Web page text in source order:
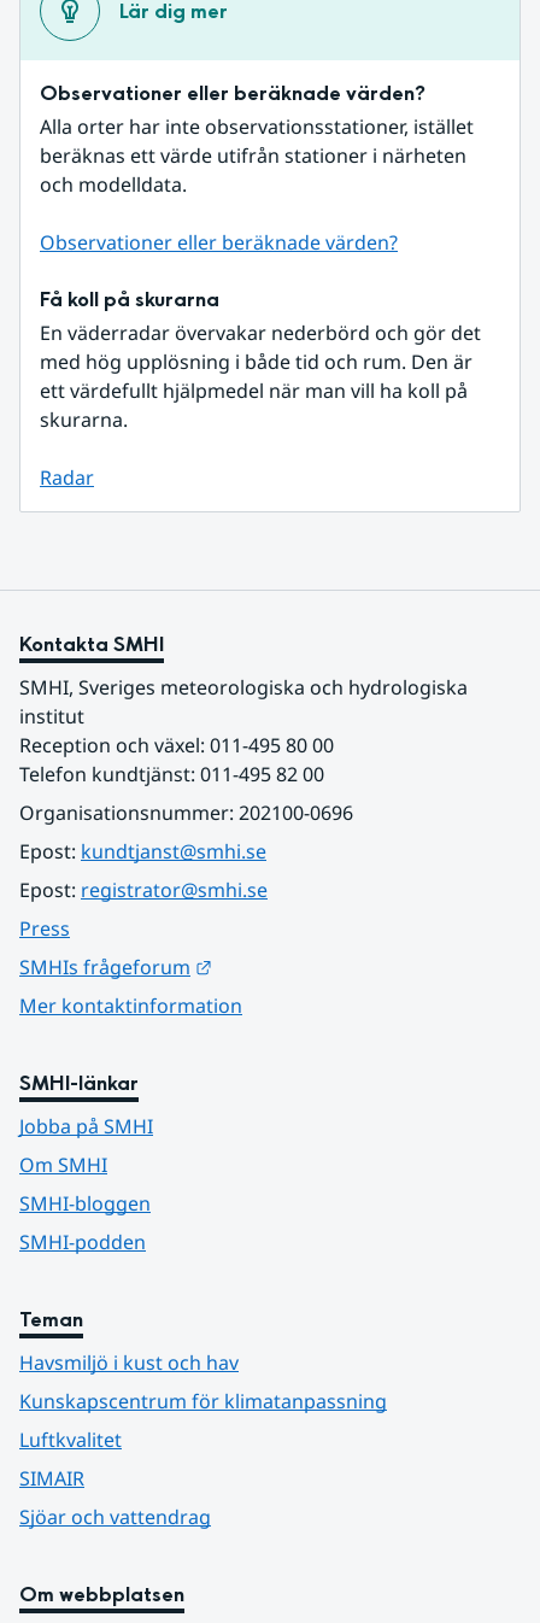
Lär dig mer
Observationer eller beräknade värden?
Alla orter har inte observationsstationer, istället
beräknas ett värde utifrån stationer i närheten
och modelldata.
Observationer eller beräknade värden?
Få koll på skurarna
En väderradar övervakar nederbörd och gör det
med hög upplösning i både tid och rum. Den är
ett värdefullt hjälpmedel när man vill ha koll på
skurarna.
Radar
Kontakta SMHI
SMHI, Sveriges meteorologiska och hydrologiska
institut
Reception och växel: 011-495 80 00
Telefon kundtjänst: 011-495 82 00
Organisationsnummer: 202100-0696
Epost: kundtjanst@smhi.se
Epost: registrator@smhi.se
Press
SMHIs frågeforum
Mer kontaktinformation
SMHI-länkar
Jobba på SMHI
Om SMHI
SMHI-bloggen
SMHI-podden
Teman
Havsmiljö i kust och hav
Kunskapscentrum för klimatanpassning
Luftkvalitet
SIMAIR
Sjöar och vattendrag
Om webbplatsen